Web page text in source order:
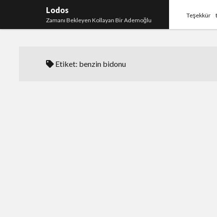
Lodos
Zamanı Bekleyen Kollayan Bir Ademoğlu
Teşekkür
Etiket: benzin bidonu